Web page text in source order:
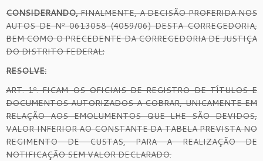
CONSIDERANDO,FINALMENTE, A DECISÃO PROFERIDA NOS
AUTOS DE Nº 0613058 (4059/06) DESTA CORREGEDORIA,
BEM COMO O PRECEDENTE DA CORREGEDORIA DE JUSTIÇA
DO DISTRITO FEDERAL;
RESOLVE:
ART. 1º. FICAM OS OFICIAIS DE REGISTRO DE TÍTULOS E
DOCUMENTOS AUTORIZADOS A COBRAR, UNICAMENTE EM
RELAÇÃO AOS EMOLUMENTOS QUE LHE SÃO DEVIDOS,
VALOR INFERIOR AO CONSTANTE DA TABELA PREVISTA NO
REGIMENTO DE CUSTAS, PARA A REALIZAÇÃO DE
NOTIFICAÇÃO SEM VALOR DECLARADO.